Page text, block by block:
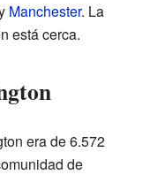
Manchester. La
está cerca.
era de 6.572
de